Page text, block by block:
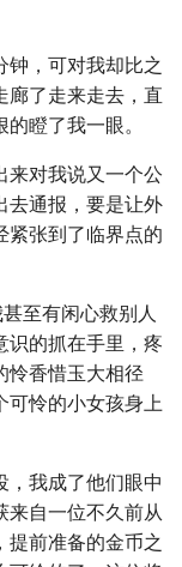
钟，可对我却比之
廊了走来走去，直
瞪了我一眼。
来对我说又一个公
去通报，要是让外
紧张到了临界点的
至有闲心救别人
识的抓在手里，疼
怜香惜玉大相径
可怜的小女孩身上
，我成了他们眼中
来自一位不久前从
提前准备的金币之